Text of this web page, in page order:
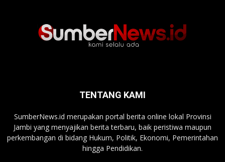
TENTANG KAMI
SumberNews.id merupakan portal berita online lokal Provinsi
Jambi yang menyajikan berita terbaru, baik peristiwa maupun
perkembangan di bidang Hukum, Politik, Ekonomi, Pemerintahan
hingga Pendidikan.